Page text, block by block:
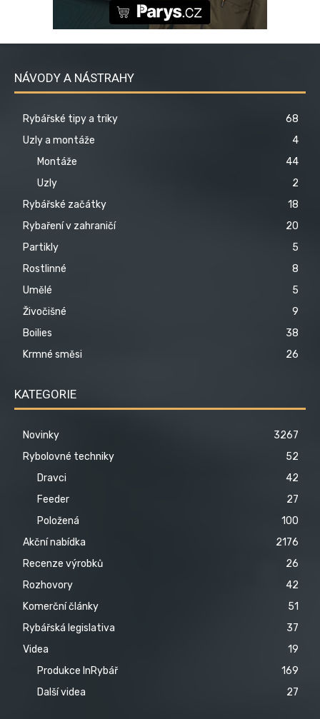
NÁVODY A NÁSTRAHY
Rybářské tipy a triky
68
Uzly a montáže
4
Montáže
44
Uzly
2
Rybářské začátky
18
Rybaření v zahraničí
20
Partikly
5
Rostlinné
8
Umělé
5
Živočišné
9
Boilies
38
Krmné směsi
26
KATEGORIE
Novinky
3267
Rybolovné techniky
52
Dravci
42
Feeder
27
Položená
100
Akční nabídka
2176
Recenze výrobků
26
Rozhovory
42
Komerční články
51
Rybářská legislativa
37
Videa
19
Produkce InRybář
169
Další videa
27